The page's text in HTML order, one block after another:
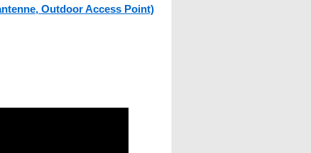
Outdoor Access Point)